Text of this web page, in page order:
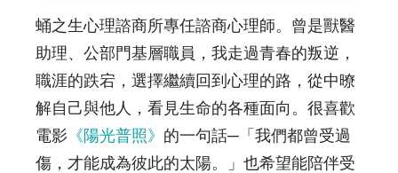
蛹之生心理諮商所專任諮商心理師。曾是獸醫
助理、公部門基層職員，我走過青春的叛逆，
職涯的跌宕，選擇繼續回到心理的路，從中暸
解自己與他人，看見生命的各種面向。很喜歡
電影 《陽光普照》 的一句話─「我們都曾受過
傷，才能成為彼此的太陽。」也希望能陪伴受